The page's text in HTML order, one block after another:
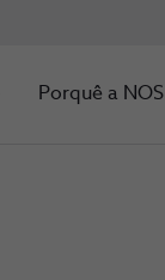
Porquê a NOS